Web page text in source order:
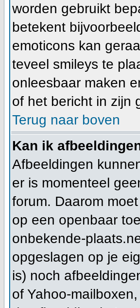
worden gebruikt
betekent
emoticons kan
teveel smileys te
onleesbaar maken
of het bericht in zijn
Terug naar boven
Kan ik
Afbeeldingen
er is momenteel
forum. Daarom
op een openbaar
onbekende-
opgeslagen op je
is) noch
of Yahoo-